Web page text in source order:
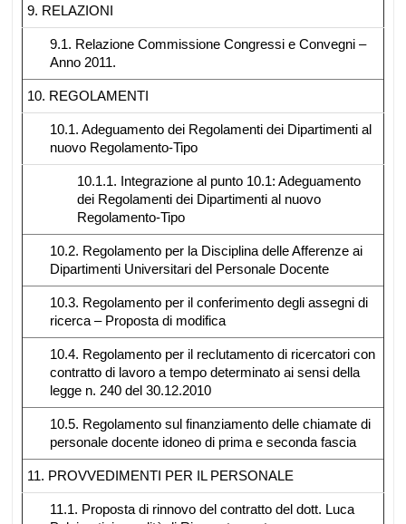
9. RELAZIONI
9.1. Relazione Commissione Congressi e Convegni –
Anno 2011.
10. REGOLAMENTI
10.1. Adeguamento dei Regolamenti dei Dipartimenti al
nuovo Regolamento-Tipo
10.1.1. Integrazione al punto 10.1: Adeguamento
dei Regolamenti dei Dipartimenti al nuovo
Regolamento-Tipo
10.2. Regolamento per la Disciplina delle Afferenze ai
Dipartimenti Universitari del Personale Docente
10.3. Regolamento per il conferimento degli assegni di
ricerca – Proposta di modifica
10.4. Regolamento per il reclutamento di ricercatori con
contratto di lavoro a tempo determinato ai sensi della
legge n. 240 del 30.12.2010
10.5. Regolamento sul finanziamento delle chiamate di
personale docente idoneo di prima e seconda fascia
11. PROVVEDIMENTI PER IL PERSONALE
11.1. Proposta di rinnovo del contratto del dott. Luca